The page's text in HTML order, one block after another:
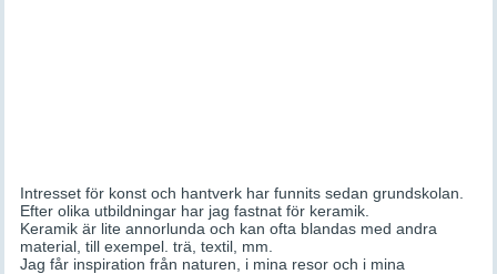
Intresset för konst och hantverk har funnits sedan grundskolan.
Efter olika utbildningar har jag fastnat för keramik.
Keramik är lite annorlunda och kan ofta blandas med andra
material, till exempel. trä, textil, mm.
Jag får inspiration från naturen, i mina resor och i mina